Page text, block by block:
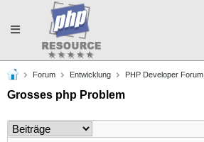
Toggle
navigation
Forum Entwicklung PHP Developer Forum
Grosses php Problem